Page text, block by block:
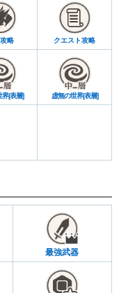
略 クエスト攻略
界[表層] 虚無の世界[表層]
最強武器